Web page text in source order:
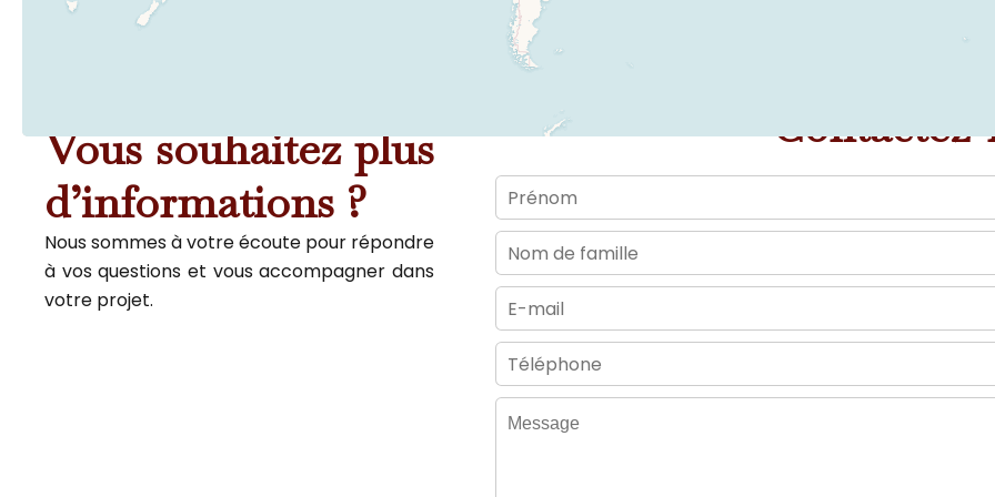
Vous souhaitez plus
d’informations ?
Nous sommes à votre écoute pour répondre
à vos questions et vous accompagner dans
votre projet.